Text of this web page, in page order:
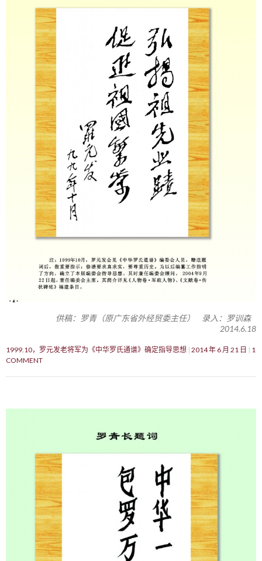
供稿：罗青（原广东省外经贸委主任） 录入：罗训森
2014.6.18
1999.10，罗元发老将军为《中华罗氏通谱》确定指导思想 2014 年 6 月 21 日
1
COMMENT